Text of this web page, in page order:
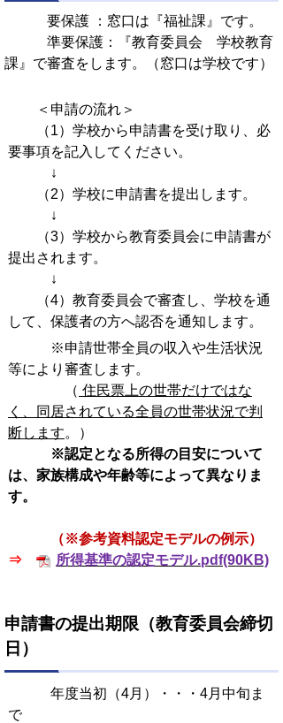
要保護 ：窓口は『福祉課』です。
準要保護：『教育委員会 学校教育
課』で審査をします。（窓口は学校です）
＜申請の流れ＞
（1）学校から申請書を受け取り、必
要事項を記入してください。
↓
（2）学校に申請書を提出します。
↓
（3）学校から教育委員会に申請書が
提出されます。
↓
（4）教育委員会で審査し、学校を通
して、保護者の方へ認否を通知します。
※申請世帯全員の収入や生活状況
等により審査します。
（ 住民票上の世帯だけではな
く、同居されている全員の世帯状況で判
断します。）
※認定となる所得の目安について
は、家族構成や年齢等によって異なりま
す。
（※参考資料認定モデルの例示）
⇒
所得基準の認定モデル.pdf(90KB)
申請書の提出期限（教育委員会締切
日）
年度当初（4月）・・・ 4月中旬ま
で